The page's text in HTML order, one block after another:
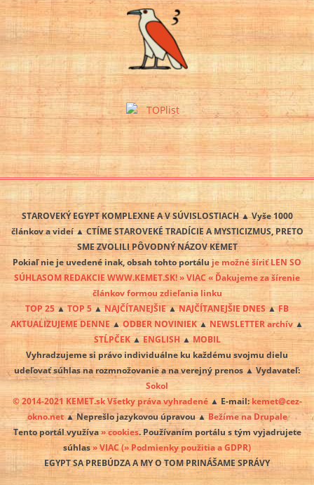
STAROVEKÝ EGYPT KOMPLEXNE A V SÚVISLOSTIACH ▲ Vyše 1000
článkov a videí ▲ CTÍME STAROVEKÉ TRADÍCIE A MYSTICIZMUS, PRETO
SME ZVOLILI PÔVODNÝ NÁZOV KEMET
Pokiaľ nie je uvedené inak, obsah tohto portálu je možné šíriť LEN SO
SÚHLASOM REDAKCIE WWW.KEMET.SK! » VIAC « Ďakujeme za šírenie
článkov formou zdieľania linku
TOP 25 ▲ TOP 5▲NAJČÍTANEJŠIE▲NAJČÍTANEJŠIE DNES ▲FB
AKTUALIZUJEME DENNE▲ODBER NOVINIEK▲ NEWSLETTER archív ▲
STĹPČEK▲ENGLISH▲MOBIL
Vyhradzujeme si právo individuálne ku každému svojmu dielu
udeľovať súhlas na rozmnožovanie a na verejný prenos ▲ Vydavateľ:
Sokol
© 2014-2021 KEMET.sk Všetky práva vyhradené▲ E-mail: kemet@cez-
okno.net▲ Neprešlo jazykovou úpravou ▲ Bežíme na Drupale
Tento portál využíva» cookies. Používaním portálu s tým vyjadrujete
súhlas» VIAC(» Podmienky použitia a GDPR)
EGYPT SA PREBÚDZA A MY O TOM PRINÁŠAME SPRÁVY